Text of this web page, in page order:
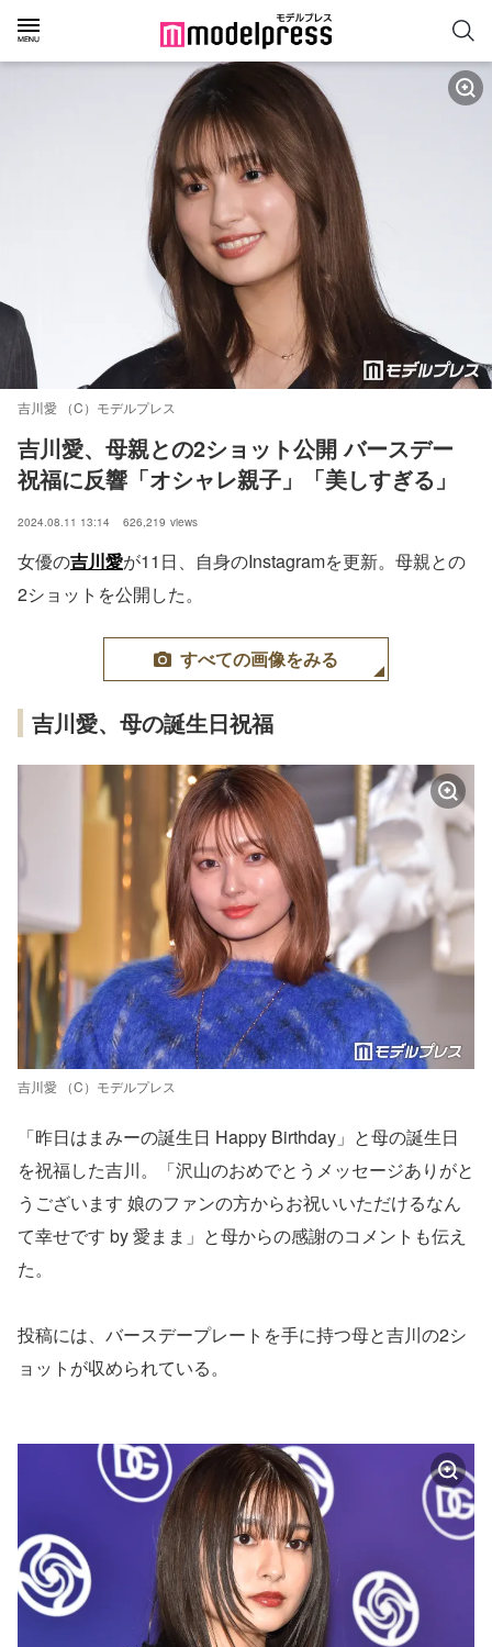
吉川愛 （C）モデルプレス
吉川愛、母親との2ショット公開 バースデー
祝福に反響「オシャレ親子」「美しすぎる」
2024.08.11 13:14 626,219 views
女優の吉川愛が11日、自身のInstagramを更新。母親との
2ショットを公開した。
すべての画像をみる
吉川愛、母の誕生日祝福
吉川愛 （C）モデルプレス
「昨日はまみーの誕生日 Happy Birthday」と母の誕生日
を祝福した吉川。「沢山のおめでとうメッセージありがと
うございます 娘のファンの方からお祝いいただけるなん
て幸せです by 愛まま」と母からの感謝のコメントも伝え
た。
投稿には、バースデープレートを手に持つ母と吉川の2シ
ョットが収められている。